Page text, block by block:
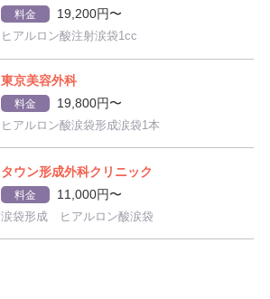
料金 19,200円〜
ヒアルロン酸注射涙袋1cc
東京美容外科
料金 19,800円〜
ヒアルロン酸涙袋形成涙袋1本
タウン形成外科クリニック
料金 11,000円〜
涙袋形成 ヒアルロン酸涙袋